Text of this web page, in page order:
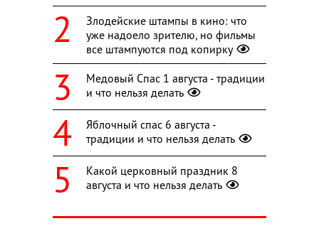
Злодейские штампы в кино: что
уже надоело зрителю, но фильмы
все штампуются под копирку
Медовый Спас 1 августа - традиции
и что нельзя делать
Яблочный спас 6 августа -
традиции и что нельзя делать
Какой церковный праздник 8
августа и что нельзя делать